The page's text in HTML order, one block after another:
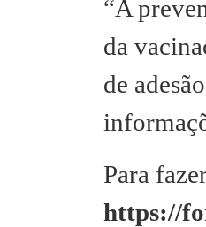
“A
da
de
Para
https://